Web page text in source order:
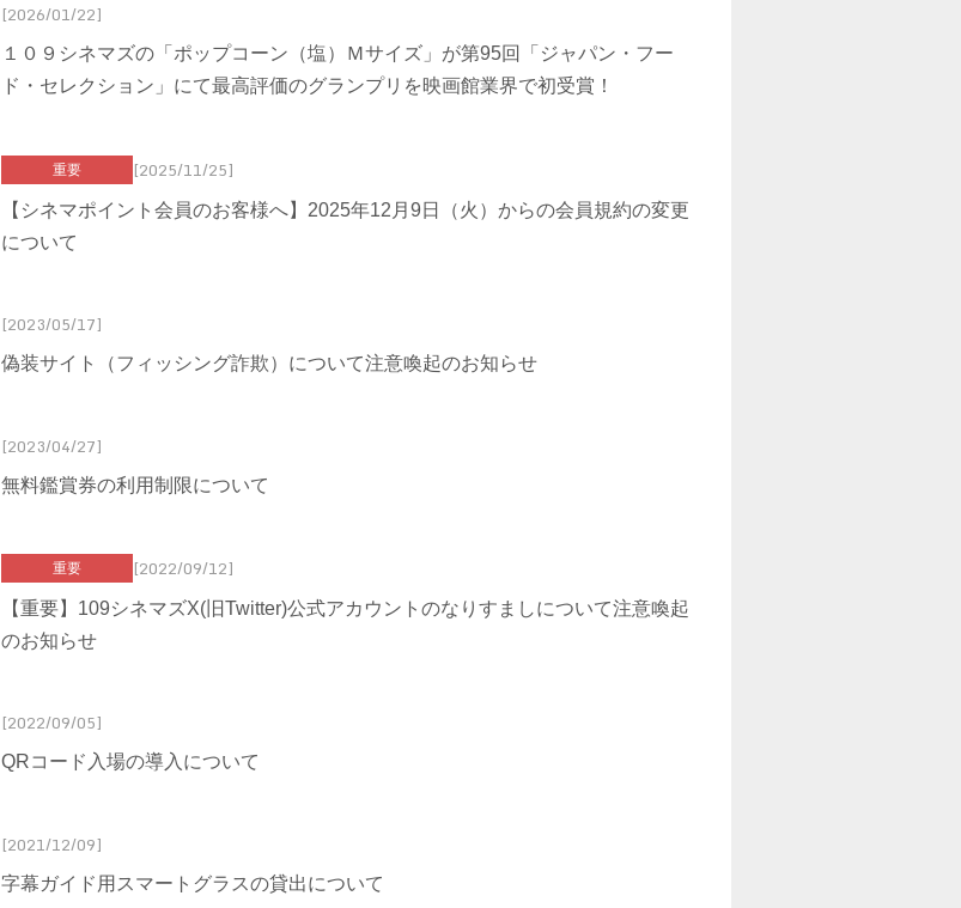
[2026/01/22]
１０９シネマズの「ポップコーン（塩）Ｍサイズ」が第95回「ジャパン・フー
ド・セレクション」にて最高評価のグランプリを映画館業界で初受賞！
重要 [2025/11/25]
【シネマポイント会員のお客様へ】2025年12月9日（火）からの会員規約の変更
について
[2023/05/17]
偽装サイト（フィッシング詐欺）について注意喚起のお知らせ
[2023/04/27]
無料鑑賞券の利用制限について
重要 [2022/09/12]
【重要】109シネマズX(旧Twitter)公式アカウントのなりすましについて注意喚起
のお知らせ
[2022/09/05]
QRコード入場の導入について
[2021/12/09]
字幕ガイド用スマートグラスの貸出について